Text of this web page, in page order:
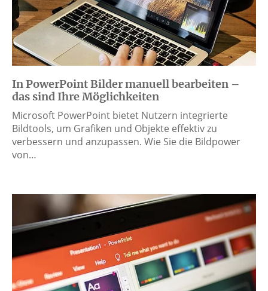
In PowerPoint Bilder manuell bearbeiten –
das sind Ihre Möglichkeiten
Microsoft PowerPoint bietet Nutzern integrierte
Bildtools, um Grafiken und Objekte effektiv zu
verbessern und anzupassen. Wie Sie die Bildpower
von…